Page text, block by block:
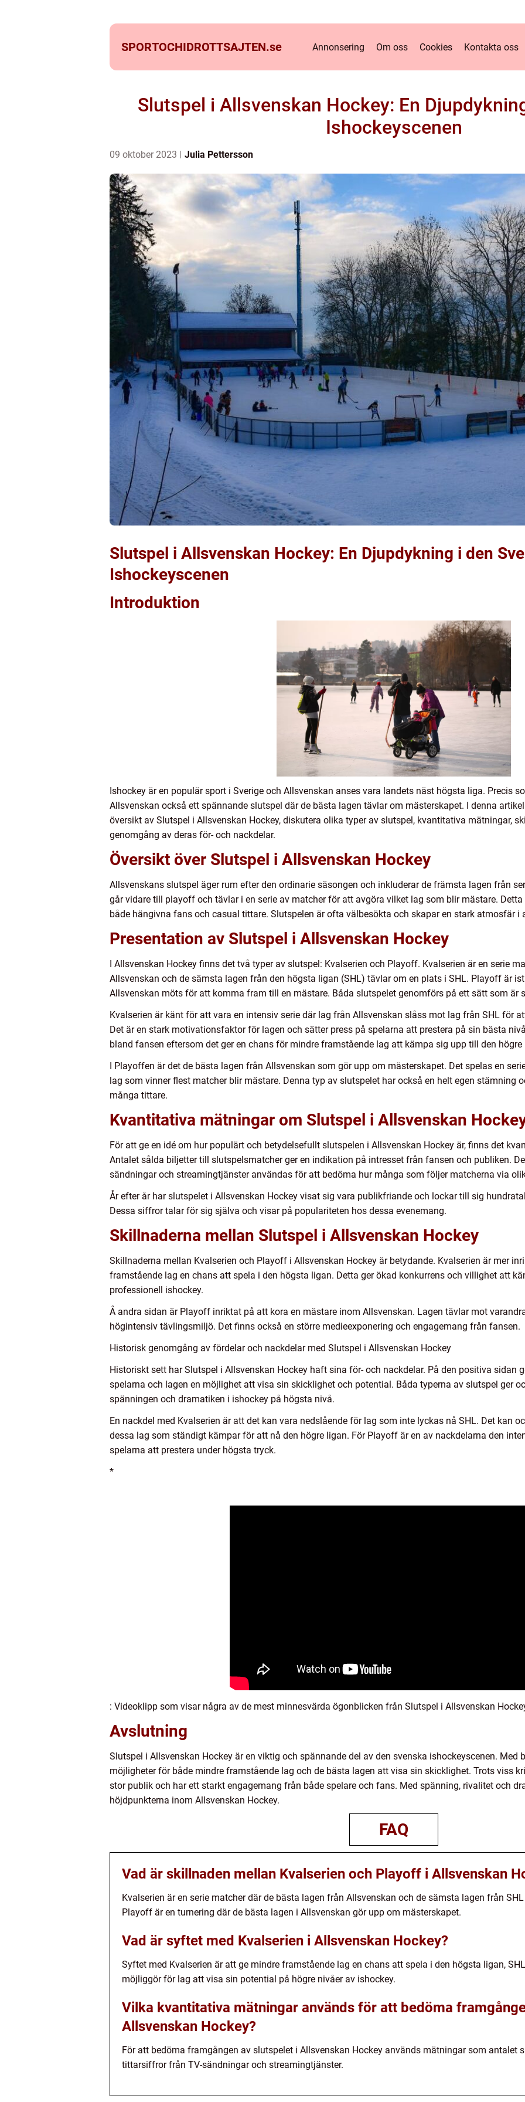
SPORTOCHIDROTTSAJTEN.se Annonsering Om oss Cookies Kontakta oss
Slutspel i Allsvenskan Hockey: En
Ishockeyscenen
09 oktober 2023 Julia Pettersson
Slutspel i Allsvenskan Hockey: En Djupdykning i den
Ishockeyscenen
Introduktion
Ishockey är en populär sport i Sverige och Allsvenskan anses vara landets näst högsta liga. Precis
Allsvenskan också ett spännande slutspel där de bästa lagen tävlar om mästerskapet. I denna
översikt av Slutspel i Allsvenskan Hockey, diskutera olika typer av slutspel, kvantitativa mätningar,
genomgång av deras för- och nackdelar.
Översikt över Slutspel i Allsvenskan Hockey
Allsvenskans slutspel äger rum efter den ordinarie säsongen och inkluderar de främsta lagen från
går vidare till playoff och tävlar i en serie av matcher för att avgöra vilket lag som blir mästare.
både hängivna fans och casual tittare. Slutspelen är ofta välbesökta och skapar en stark atmosfär i
Presentation av Slutspel i Allsvenskan Hockey
I Allsvenskan Hockey finns det två typer av slutspel: Kvalserien och Playoff. Kvalserien är en serie
Allsvenskan och de sämsta lagen från den högsta ligan (SHL) tävlar om en plats i SHL. Playoff är
Allsvenskan möts för att komma fram till en mästare. Båda slutspelet genomförs på ett sätt som är
Kvalserien är känt för att vara en intensiv serie där lag från Allsvenskan slåss mot lag från SHL för
Det är en stark motivationsfaktor för lagen och sätter press på spelarna att prestera på sin bästa
bland fansen eftersom det ger en chans för mindre framstående lag att kämpa sig upp till den högre
I Playoffen är det de bästa lagen från Allsvenskan som gör upp om mästerskapet. Det spelas en
lag som vinner flest matcher blir mästare. Denna typ av slutspelet har också en helt egen stämning
många tittare.
Kvantitativa mätningar om Slutspel i Allsvenskan
För att ge en idé om hur populärt och betydelsefullt slutspelen i Allsvenskan Hockey är, finns det
Antalet sålda biljetter till slutspelsmatcher ger en indikation på intresset från fansen och publiken.
sändningar och streamingtjänster användas för att bedöma hur många som följer matcherna via
År efter år har slutspelet i Allsvenskan Hockey visat sig vara publikfriande och lockar till sig
Dessa siffror talar för sig själva och visar på populariteten hos dessa evenemang.
Skillnaderna mellan Slutspel i Allsvenskan Hockey
Skillnaderna mellan Kvalserien och Playoff i Allsvenskan Hockey är betydande. Kvalserien är mer
framstående lag en chans att spela i den högsta ligan. Detta ger ökad konkurrens och villighet att
professionell ishockey.
Å andra sidan är Playoff inriktat på att kora en mästare inom Allsvenskan. Lagen tävlar mot
högintensiv tävlingsmiljö. Det finns också en större medieexponering och engagemang från fansen.
Historisk genomgång av fördelar och nackdelar med Slutspel i Allsvenskan Hockey
Historiskt sett har Slutspel i Allsvenskan Hockey haft sina för- och nackdelar. På den positiva sidan
spelarna och lagen en möjlighet att visa sin skicklighet och potential. Båda typerna av slutspel ger
spänningen och dramatiken i ishockey på högsta nivå.
En nackdel med Kvalserien är att det kan vara nedslående för lag som inte lyckas nå SHL. Det kan
dessa lag som ständigt kämpar för att nå den högre ligan. För Playoff är en av nackdelarna den
spelarna att prestera under högsta tryck.
*
: Videoklipp som visar några av de mest minnesvärda ögonblicken från Slutspel i Allsvenskan
Avslutning
Slutspel i Allsvenskan Hockey är en viktig och spännande del av den svenska ishockeyscenen. Med
möjligheter för både mindre framstående lag och de bästa lagen att visa sin skicklighet. Trots viss
stor publik och har ett starkt engagemang från både spelare och fans. Med spänning, rivalitet och
höjdpunkterna inom Allsvenskan Hockey.
FAQ
Vad är skillnaden mellan Kvalserien och Playoff i Allsvenskan
Kvalserien är en serie matcher där de bästa lagen från Allsvenskan och de sämsta lagen från
Playoff är en turnering där de bästa lagen i Allsvenskan gör upp om mästerskapet.
Vad är syftet med Kvalserien i Allsvenskan Hockey?
Syftet med Kvalserien är att ge mindre framstående lag en chans att spela i den högsta ligan,
möjliggör för lag att visa sin potential på högre nivåer av ishockey.
Vilka kvantitativa mätningar används för att bedöma
Allsvenskan Hockey?
För att bedöma framgången av slutspelet i Allsvenskan Hockey används mätningar som antalet
tittarsiffror från TV-sändningar och streamingtjänster.